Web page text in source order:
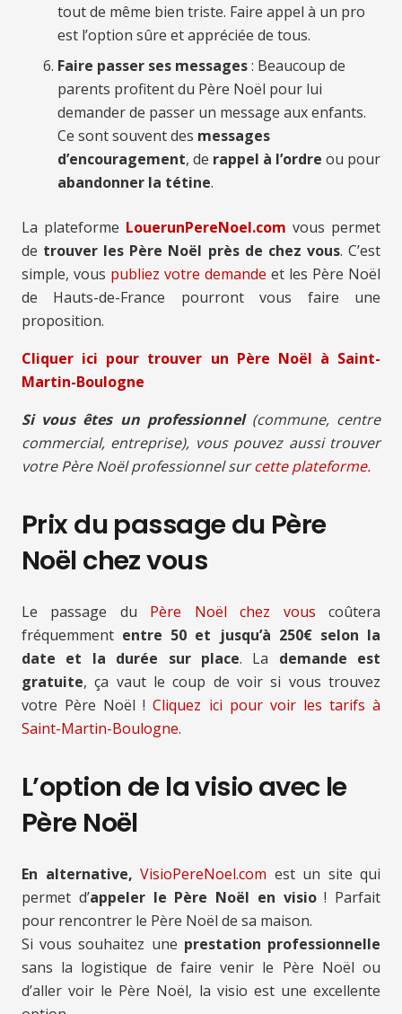
tout de même bien triste. Faire appel à un pro
est l’option sûre et appréciée de tous.
Faire passer ses messages: Beaucoup de
parents profitent du Père Noël pour lui
demander de passer un message aux enfants.
Ce sont souvent des messages
d’encouragement, de rappel à l’ordre ou pour
abandonner la tétine.
La plateforme LouerunPereNoel.com vous permet
de trouver les Père Noël près de chez vous. C’est
simple, vous publiez votre demande et les Père Noël
de Hauts-de-France pourront vous faire une
proposition.
Cliquer ici pour trouver un Père Noël à Saint-
Martin-Boulogne
Si vous êtes un professionnel(commune, centre
commercial, entreprise), vous pouvez aussi trouver
votre Père Noël professionnel surcette plateforme.
Prix du passage du Père
Noël chez vous
Le passage du Père Noël chez vous coûtera
fréquemment entre 50 et jusqu’à 250€ selon la
date et la durée sur place. La demande est
gratuite, ça vaut le coup de voir si vous trouvez
votre Père Noël !Cliquez ici pour voir les tarifs à
Saint-Martin-Boulogne.
L’option de la visio avec le
Père Noël
En alternative, VisioPereNoel.com est un site qui
permet d’appeler le Père Noël en visio! Parfait
pour rencontrer le Père Noël de sa maison.
Si vous souhaitez une prestation professionnelle
sans la logistique de faire venir le Père Noël ou
d’aller voir le Père Noël, la visio est une excellente